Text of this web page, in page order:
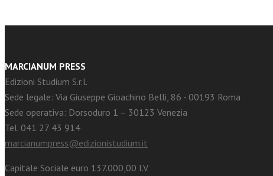
MARCIANUM PRESS
Edizioni Studium S.r.l.
Sede legale: Via Giuseppe Gioachino Belli, 86 - 00193 Roma
Sede operativa: Dorsoduro 1 – 30123 Venezia
Tel. 041 27 43 914
marcianumpress@edizionistudium.it
Capitale Sociale euro 137.000,00 I.V.